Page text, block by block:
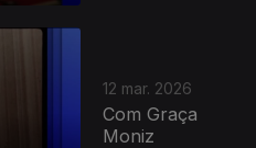
12 mar. 2026
Com Graça
Moniz